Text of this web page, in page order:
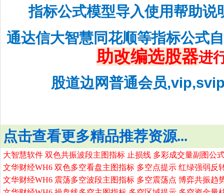
指标公式模型导入使用帮助说
通达信大智慧同花顺等指标公式
助改编选股器进
股道边网普通会员
点击查看更多精品推荐资源...
大智慧软件 双色共振波段主图指标 止损线 多彩成交量副图公
文华财经WH6 双色多空看盘主图指标 多空点提示 红绿强弱反
文华财经WH6 震荡多空波段主图指标 多空震荡点 博弈共振趋